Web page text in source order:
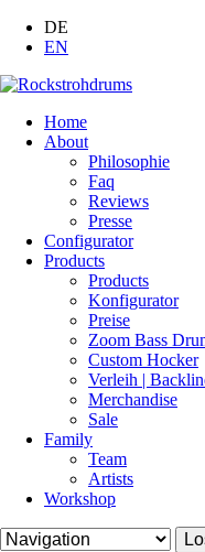
DE
EN
Home
About
Philosophie
Faq
Reviews
Presse
Configurator
Products
Products
Konfigurator
Preise
Zoom Bass
Custom Hocker
Verleih |
Merchandise
Sale
Family
Team
Artists
Workshop